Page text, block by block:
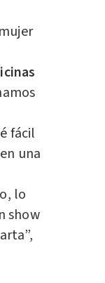
fácil
una
lo
show